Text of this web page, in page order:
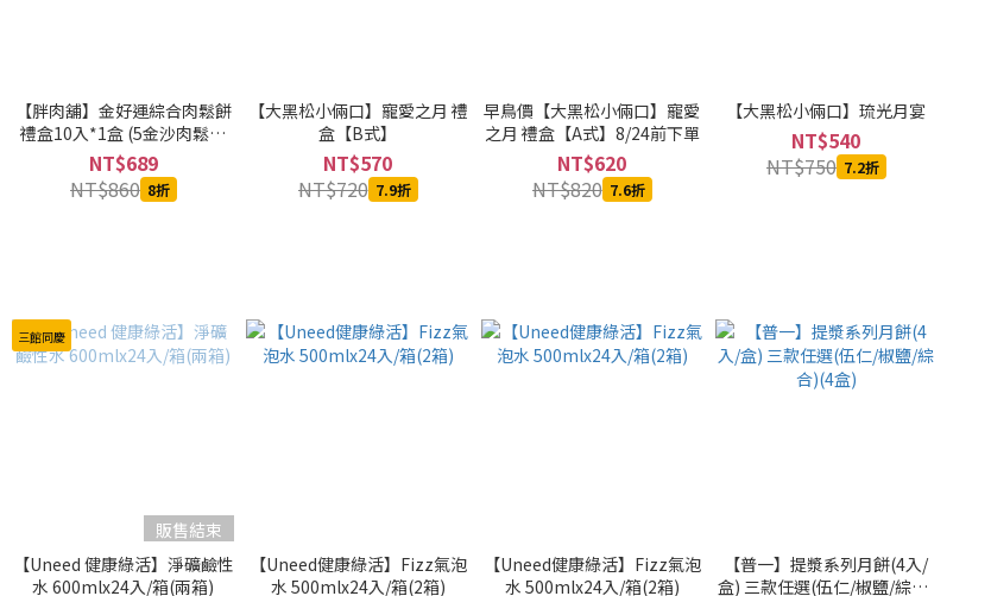
【胖肉舖】金好運綜合肉鬆餅
禮盒10入*1盒 (5金沙肉鬆餅
+5麻糬肉鬆餅)
NT$689
NT$860 8折
【大黑松小倆口】寵愛之月 禮
盒【B式】
NT$570
NT$720 7.9折
早鳥價【大黑松小倆口】寵愛
之月 禮盒【A式】8/24前下單
NT$620
NT$820 7.6折
【大黑松小倆口】琉光月宴
NT$540
NT$750 7.2折
三館同慶
販售結束
【Uneed 健康綠活】淨礦鹼性
水 600mlx24入/箱(兩箱)
【Uneed健康綠活】Fizz氣泡
水 500mlx24入/箱(2箱)
【Uneed健康綠活】Fizz氣泡
水 500mlx24入/箱(2箱)
【普一】提漿系列月餅(4入/
盒) 三款任選(伍仁/椒鹽/綜合)